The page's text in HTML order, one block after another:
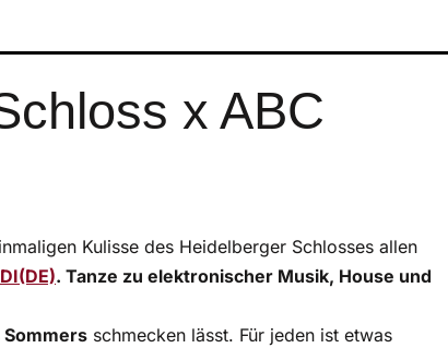
x ABC
Kulisse des Heidelberger Schlosses allen
. Tanze zu elektronischer Musik, House und
schmecken lässt. Für jeden ist etwas